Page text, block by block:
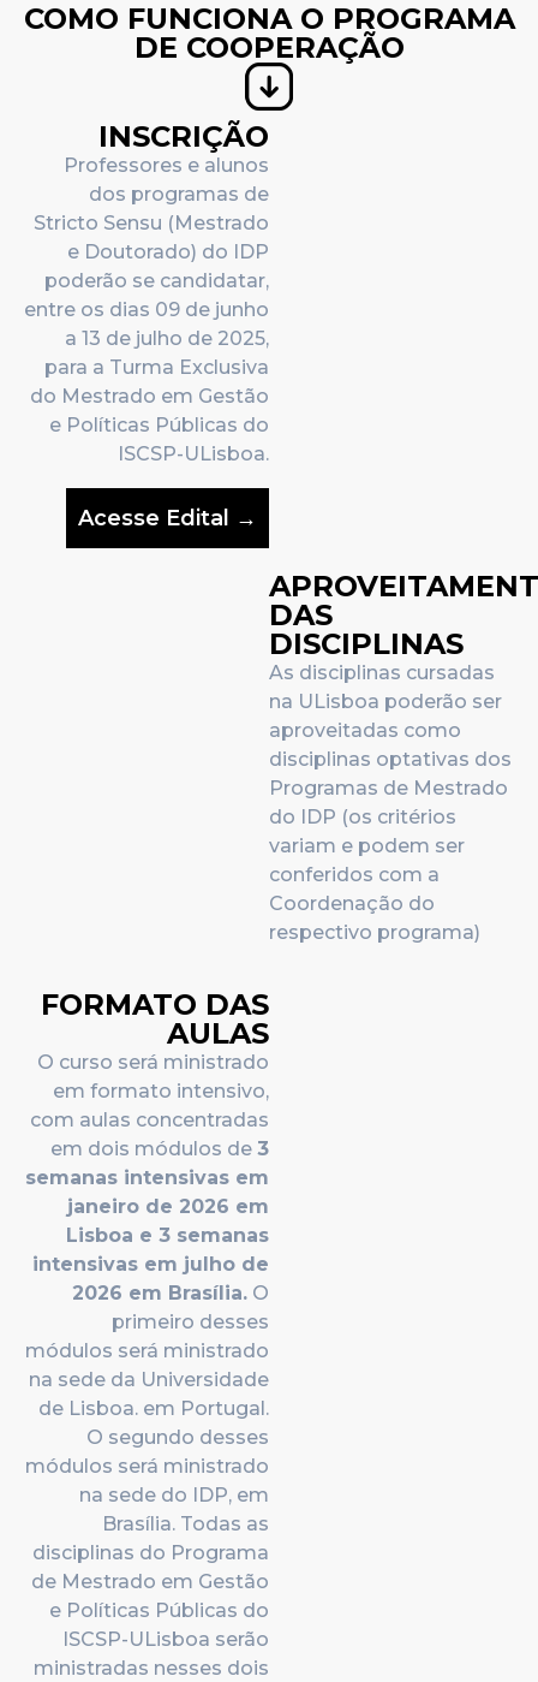
COMO FUNCIONA O PROGRAMA
DE COOPERAÇÃO
INSCRIÇÃO
Professores e alunos
dos programas de
Stricto Sensu (Mestrado
e Doutorado) do IDP
poderão se candidatar,
entre os dias 09 de junho
a 13 de julho de 2025,
para a Turma Exclusiva
do Mestrado em Gestão
e Políticas Públicas do
ISCSP-ULisboa.
Acesse Edital →
DAS
DISCIPLINAS
As disciplinas cursadas
na ULisboa poderão ser
aproveitadas como
disciplinas optativas dos
Programas de Mestrado
do IDP (os critérios
variam e podem ser
conferidos com a
Coordenação do
respectivo programa)
FORMATO DAS
AULAS
O curso será ministrado
em formato intensivo,
com aulas concentradas
em dois módulos de 3
semanas intensivas em
janeiro de 2026 em
Lisboa e 3 semanas
intensivas em julho de
2026 em Brasília. O
primeiro desses
módulos será ministrado
na sede da Universidade
de Lisboa. em Portugal.
O segundo desses
módulos será ministrado
na sede do IDP, em
Brasília. Todas as
disciplinas do Programa
de Mestrado em Gestão
e Políticas Públicas do
ISCSP-ULisboa serão
ministradas nesses dois